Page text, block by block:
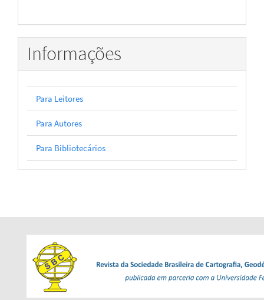
Informações
Para Leitores
Para Autores
Para Bibliotecários